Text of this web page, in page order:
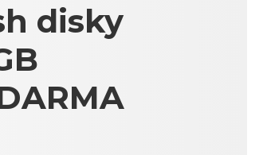
disky